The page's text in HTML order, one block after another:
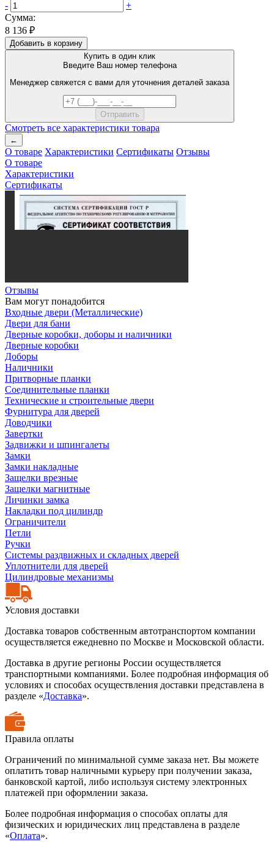
-
+
Сумма:
8 136 ₽
Добавить в корзину
Купить в один клик
Введите Ваш номер телефона
Менеджер свяжется с вами для уточнения деталей заказа
Смотреть все характеристики товара
←
О товаре Характеристики Сертификаты Отзывы
О товаре
Характеристики
Сертификаты
Отзывы
Вам могут понадобится
Входные двери (Металлические)
Двери для бани
Дверные коробки, доборы и наличники
Дверные коробки
Доборы
Наличники
Притворные планки
Соединительные планки
Технические и строительные двери
Фурнитура для дверей
Доводчики
Завертки
Задвижки и шпингалеты
Замки
Замки накладные
Защелки врезные
Защелки магнитные
Личинки замка
Накладки под цилиндр
Ограничители
Петли
Ручки
Системы раздвижных и складных дверей
Уплотнители для дверей
Цилиндровые механизмы
Условия доставки
Доставка товаров собственным автотранспортом компании
осуществляется ежедневно по Москве и Московской области.
Доставка в другие регионы России осуществляется
транспортными компаниями. Более подробная информация об
условиях и способах осуществления доставки представлена в
разделе «Доставка».
Правила оплаты
Ограничений по минимальной сумме заказа нет. Вы можете
оплатить товар наличными курьеру при получении заказа,
банковской картой, либо используя систему электронных
платежей при оформлении заказа.
Более подробная информация о способах оплаты для
физических и юридических лиц представлена в разделе
«Оплата».